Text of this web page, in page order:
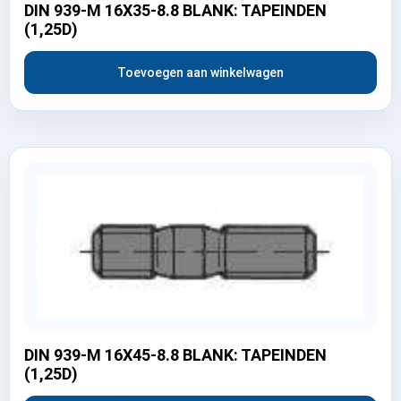
DIN 939-M 16X35-8.8 BLANK: TAPEINDEN
(1,25D)
Toevoegen aan winkelwagen
DIN 939-M 16X45-8.8 BLANK: TAPEINDEN
(1,25D)